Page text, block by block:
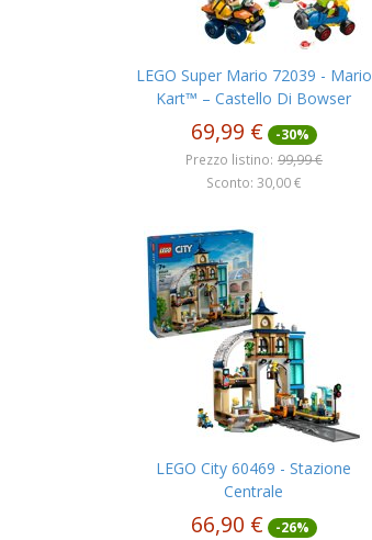
LEGO Super Mario 72039 - Mario
Kart™ – Castello Di Bowser
69,99 € -30%
Prezzo listino: 99,99 €
Sconto: 30,00 €
LEGO City 60469 - Stazione
Centrale
66,90 € -26%